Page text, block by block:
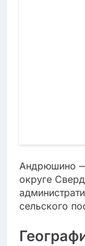
Андрюшино
округе
сельского